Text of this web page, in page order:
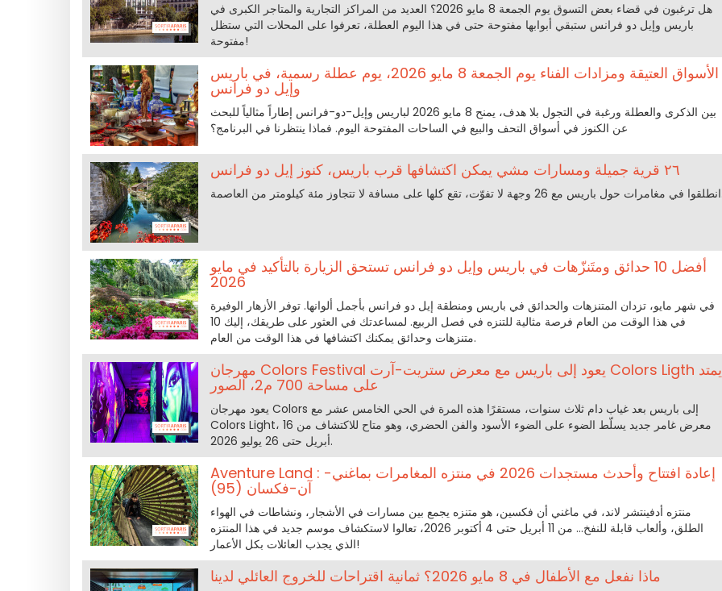
هل ترغبون في قضاء بعض التسوق يوم الجمعة 8 مايو 2026؟ العديد من المراكز التجارية والمتاجر الكبرى في
باريس وإيل دو فرانس ستبقي أبوابها مفتوحة حتى في هذا اليوم العطلة، تعرفوا على المحلات التي ستظل
مفتوحة!
الأسواق العتيقة ومزادات الفناء يوم الجمعة 8 مايو 2026، يوم عطلة رسمية، في باريس
وإيل دو فرانس
بين الذكرى والعطلة ورغبة في التجول بلا هدف، يمنح 8 مايو 2026 لباريس وإيل-دو-فرانس إطاراً مثالياً للبحث
عن الكنوز في أسواق التحف والبيع في الساحات المفتوحة اليوم. فماذا ينتظرنا في البرنامج؟
٢٦ قرية جميلة ومسارات مشي يمكن اكتشافها قرب باريس، كنوز إيل دو فرانس
أفضل 10 حدائق ومتَنزّهات في باريس وإيل دو فرانس تستحق الزيارة بالتأكيد في مايو
2026
في شهر مايو، تزدان المتنزهات والحدائق في باريس ومنطقة إيل دو فرانس بأجمل ألوانها. توفر الأزهار الوفيرة
في هذا الوقت من العام فرصة مثالية للتنزه في فصل الربيع. لمساعدتك في العثور على طريقك، إليك 10
متنزهات وحدائق يمكنك اكتشافها في هذا الوقت من العام.
مهرجان Colors Festival يعود إلى باريس مع معرض ستريت-آرت Colors Ligth يمتد
على مساحة 700 م2، الصور
يعود مهرجان Colors إلى باريس بعد غياب دام ثلاث سنوات، مستقرًا هذه المرة في الحي الخامس عشر مع
Colors Light، معرض غامر جديد يسلّط الضوء على الضوء الأسود والفن الحضري، وهو متاح للاكتشاف من 16
أبريل حتى 26 يوليو 2026.
Aventure Land : إعادة افتتاح وأحدث مستجدات 2026 في منتزه المغامرات بماغني-
آن-فكسان (95)
منتزه أدفينتشر لاند، في ماغني أن فكسين، هو متنزه يجمع بين مسارات في الأشجار، ونشاطات في الهواء
الطلق، وألعاب قابلة للنفخ... من 11 أبريل حتى 4 أكتوبر 2026، تعالوا لاستكشاف موسم جديد في هذا المنتزه
الذي يجذب العائلات بكل الأعمار!
ماذا نفعل مع الأطفال في 8 مايو 2026؟ ثمانية اقتراحات للخروج العائلي لدينا